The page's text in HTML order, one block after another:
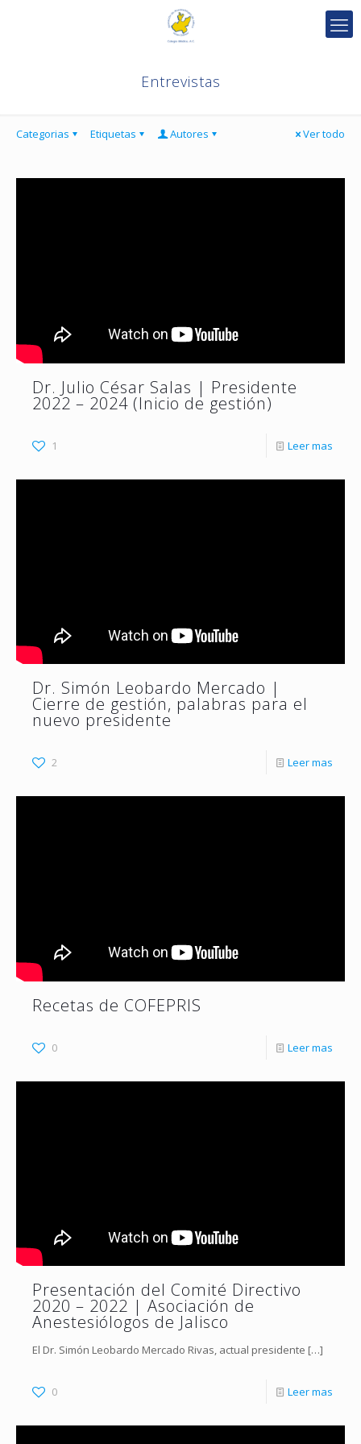
Entrevistas
Categorias Etiquetas Autores Ver todo
Dr. Julio César Salas | Presidente
2022 – 2024 (Inicio de gestión)
1 Leer mas
Dr. Simón Leobardo Mercado |
Cierre de gestión, palabras para el
nuevo presidente
2 Leer mas
Recetas de COFEPRIS
0 Leer mas
Presentación del Comité Directivo
2020 – 2022 | Asociación de
Anestesiólogos de Jalisco
El Dr. Simón Leobardo Mercado Rivas, actual presidente […]
0 Leer mas